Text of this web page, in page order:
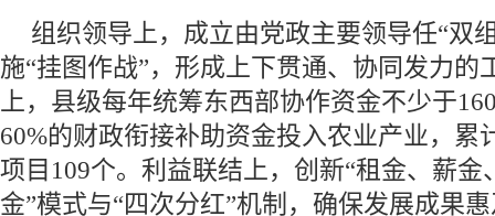
组织领导上，成立由党政主要领导任“双
施“挂图作战”，形成上下贯通、协同发力的
上，县级每年统筹东西部协作资金不少于
60%的财政衔接补助资金投入农业产业，累
项目109个。利益联结上，创新“租金、薪金
金”模式与“四次分红”机制，确保发展成果